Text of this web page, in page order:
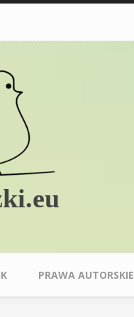
PRAWA AUTORSKIE